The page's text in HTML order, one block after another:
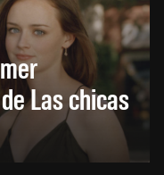
Las chicas